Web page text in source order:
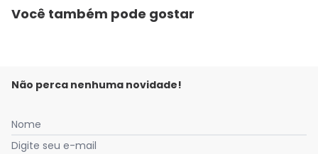
Você também pode gostar
Não perca nenhuma novidade!
Nome
Digite seu e-mail